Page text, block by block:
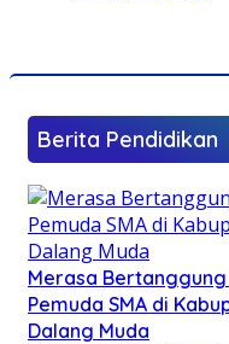
Berita Pendidikan
Merasa
Pemuda SMA di
Dalang Muda